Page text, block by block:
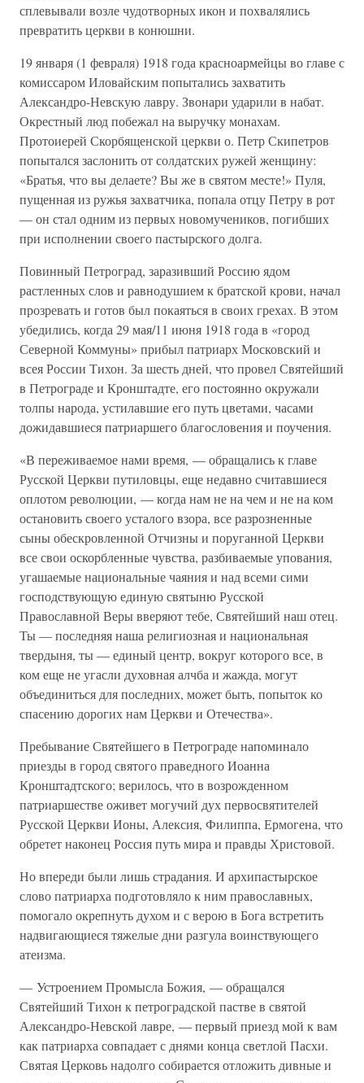
сплевывали возле чудотворных икон и похвалялись
превратить церкви в конюшни.
19 января (1 февраля) 1918 года красноармейцы во главе с
комиссаром Иловайским попытались захватить
Александро-Невскую лавру. Звонари ударили в набат.
Окрестный люд побежал на выручку монахам.
Протоиерей Скорбященской церкви о. Петр Скипетров
попытался заслонить от солдатских ружей женщину:
«Братья, что вы делаете? Вы же в святом месте!» Пуля,
пущенная из ружья захватчика, попала отцу Петру в рот
— он стал одним из первых новомучеников, погибших
при исполнении своего пастырского долга.
Повинный Петроград, заразивший Россию ядом
растленных слов и равнодушием к братской крови, начал
прозревать и готов был покаяться в своих грехах. В этом
убедились, когда 29 мая/11 июня 1918 года в «город
Северной Коммуны» прибыл патриарх Московский и
всея России Тихон. За шесть дней, что провел Святейший
в Петрограде и Кронштадте, его постоянно окружали
толпы народа, устилавшие его путь цветами, часами
дожидавшиеся патриаршего благословения и поучения.
«В переживаемое нами время, — обращались к главе
Русской Церкви путиловцы, еще недавно считавшиеся
оплотом революции, — когда нам не на чем и не на ком
остановить своего усталого взора, все разрозненные
сыны обескровленной Отчизны и поруганной Церкви
все свои оскорбленные чувства, разбиваемые упования,
угашаемые национальные чаяния и над всеми сими
господствующую единую святыню Русской
Православной Веры вверяют тебе, Святейший наш отец.
Ты — последняя наша религиозная и национальная
твердыня, ты — единый центр, вокруг которого все, в
ком еще не угасли духовная алчба и жажда, могут
объединиться для последних, может быть, попыток ко
спасению дорогих нам Церкви и Отечества».
Пребывание Святейшего в Петрограде напоминало
приезды в город святого праведного Иоанна
Кронштадтского; верилось, что в возрожденном
патриаршестве оживет могучий дух первосвятителей
Русской Церкви Ионы, Алексия, Филиппа, Ермогена, что
обретет наконец Россия путь мира и правды Христовой.
Но впереди были лишь страдания. И архипастырское
слово патриарха подготовляло к ним православных,
помогало окрепнуть духом и с верою в Бога встретить
надвигающиеся тяжелые дни разгула воинствующего
атеизма.
— Устроением Промысла Божия, — обращался
Святейший Тихон к петроградской пастве в святой
Александро-Невской лавре, — первый приезд мой к вам
как патриарха совпадает с днями конца светлой Пасхи.
Святая Церковь надолго собирается отложить дивные и